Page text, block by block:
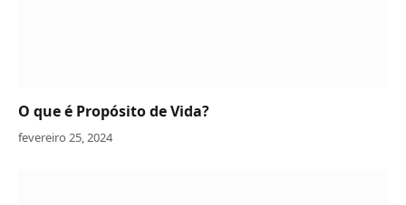
O que é Propósito de Vida?
fevereiro 25, 2024